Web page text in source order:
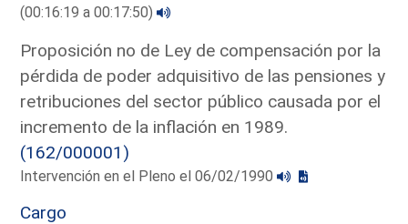
(00:16:19 a 00:17:50)
Proposición no de Ley de compensación por la
pérdida de poder adquisitivo de las pensiones y
retribuciones del sector público causada por el
incremento de la inflación en 1989.
(162/000001)
Intervención en el Pleno el 06/02/1990
Cargo